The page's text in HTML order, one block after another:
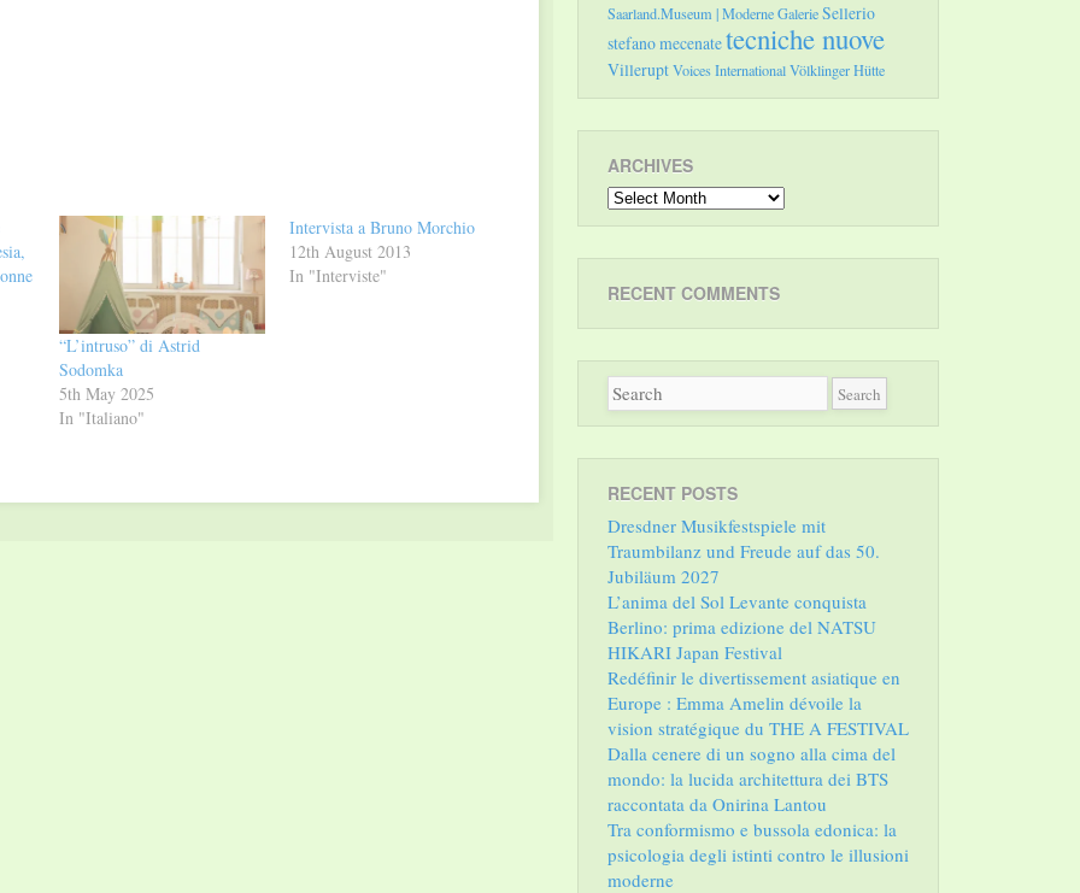
“L’intruso” di Astrid
Sodomka
5th May 2025
In "Italiano"
Intervista a Bruno Morchio
12th August 2013
In "Interviste"
Saarland.Museum | Moderne GalerieSellerio
stefano mecenatetecniche nuove
VilleruptVoices InternationalVölklinger Hütte
ARCHIVES
Archives
RECENT COMMENTS
RECENT POSTS
Dresdner Musikfestspiele mit
Traumbilanz und Freude auf das 50.
Jubiläum 2027
L’anima del Sol Levante conquista
Berlino: prima edizione del NATSU
HIKARI Japan Festival
Redéfinir le divertissement asiatique en
Europe : Emma Amelin dévoile la
vision stratégique du THE A FESTIVAL
Dalla cenere di un sogno alla cima del
mondo: la lucida architettura dei BTS
raccontata da Onirina Lantou
Tra conformismo e bussola edonica: la
psicologia degli istinti contro le illusioni
moderne